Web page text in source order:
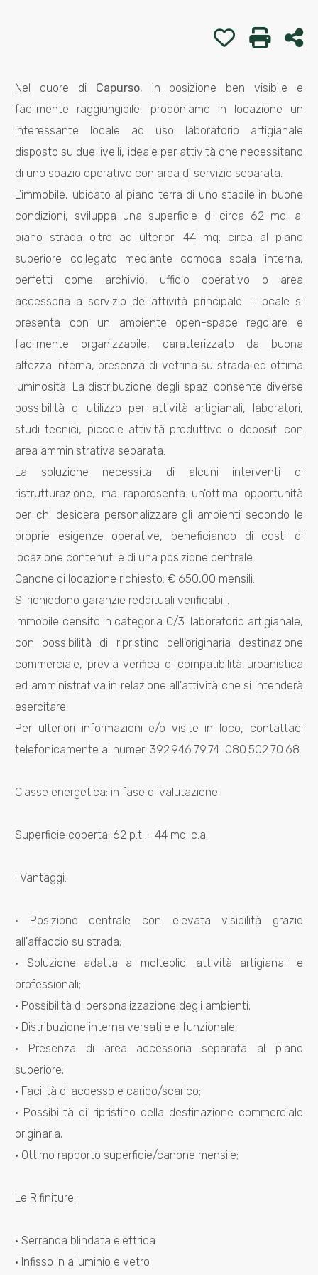
Preferiti: Cod.
Nel cuore di Capurso, in posizione ben visibile e
facilmente raggiungibile, proponiamo in locazione un
interessante locale ad uso laboratorio artigianale
disposto su due livelli, ideale per attività che necessitano
di uno spazio operativo con area di servizio separata.
L'immobile, ubicato al piano terra di uno stabile in buone
condizioni, sviluppa una superficie di circa 62 mq. al
piano strada oltre ad ulteriori 44 mq. circa al piano
superiore collegato mediante comoda scala interna,
perfetti come archivio, ufficio operativo o area
accessoria a servizio dell'attività principale. Il locale si
presenta con un ambiente open-space regolare e
facilmente organizzabile, caratterizzato da buona
altezza interna, presenza di vetrina su strada ed ottima
luminosità. La distribuzione degli spazi consente diverse
possibilità di utilizzo per attività artigianali, laboratori,
studi tecnici, piccole attività produttive o depositi con
area amministrativa separata.
La soluzione necessita di alcuni interventi di
ristrutturazione, ma rappresenta un'ottima opportunità
per chi desidera personalizzare gli ambienti secondo le
proprie esigenze operative, beneficiando di costi di
locazione contenuti e di una posizione centrale.
Canone di locazione richiesto: € 650,00 mensili.
Si richiedono garanzie reddituali verificabili.
Immobile censito in categoria C/3  laboratorio artigianale,
con possibilità di ripristino dell'originaria destinazione
commerciale, previa verifica di compatibilità urbanistica
ed amministrativa in relazione all'attività che si intenderà
esercitare.
Per ulteriori informazioni e/o visite in loco, contattaci
telefonicamente ai numeri 392.946.79.74  080.502.70.68.
Classe energetica: in fase di valutazione.
Superficie coperta: 62 p.t.+ 44 mq. c.a.
I Vantaggi:
· Posizione centrale con elevata visibilità grazie
all'affaccio su strada;
· Soluzione adatta a molteplici attività artigianali e
professionali;
· Possibilità di personalizzazione degli ambienti;
· Distribuzione interna versatile e funzionale;
· Presenza di area accessoria separata al piano
superiore;
· Facilità di accesso e carico/scarico;
· Possibilità di ripristino della destinazione commerciale
originaria;
· Ottimo rapporto superficie/canone mensile;
Le Rifiniture:
· Serranda blindata elettrica
· Infisso in alluminio e vetro
Prezzo
Totale
mq
minimi
Qualsiasi
2
3
4
5
5+
Bagni
minimi
Qualsiasi
1
2
3
4
Camere
minime
Qualsiasi